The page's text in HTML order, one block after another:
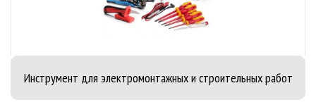
Инструмент для электромонтажных и строительных работ